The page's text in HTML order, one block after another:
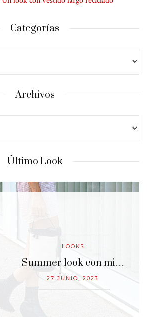
Categorías
Archivos
Último Look
LOOKS
Summer look con mi…
27 JUNIO, 2023